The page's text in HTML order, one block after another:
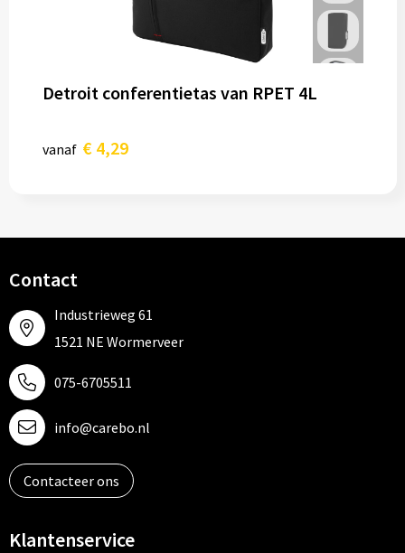
Detroit conferentietas van RPET 4L
vanaf € 4,29
Contact
Industrieweg 61
1521 NE Wormerveer
075-6705511
info@carebo.nl
Contacteer ons
Klantenservice